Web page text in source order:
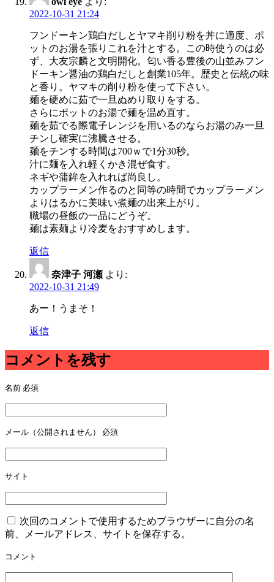
2022-10-31 21:24
フンドーキン鶏白だしとヤマキ削り粉を丼に適度、ポ
ットのお湯を張りこれを汁とする。この時使うのは必
ず、大友宗麟と文明開化。匂い香る豊後の山並みフン
ドーキン醤油の鶏白だしと創業105年。歴史と伝統の味
と香り。ヤマキの削り粉を使って下さい。
麺を硬めに茹で一旦ぬめり取りをする。
さらにポットのお湯で麺を温め直す。
麺を茹でる際電子レンジを用いるのならお湯のみ一旦
チンし確実に沸騰させる。
麺をチンする時間は700ｗで1分30秒。
汁に麺を入れ軽くかき混ぜ食す。
ネギや蒲鉾を入れれば尚良し。
カップラーメン作るのと同等の時間でカップラーメン
よりはるかに美味い煮麺の出来上がり。
職場の昼飯の一品にどうぞ。
麺は素麺より冷麦をおすすめします。
返信
奈津子 河瀬 より:
2022-10-31 21:49
あー！うまそ！
返信
コメントを残す
名前 必須
メール（公開されません） 必須
サイト
次回のコメントで使用するためブラウザーに自分の名
前、メールアドレス、サイトを保存する。
コメント